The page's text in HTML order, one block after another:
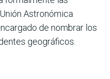
Astronómica
de nombrar los
geográficos.